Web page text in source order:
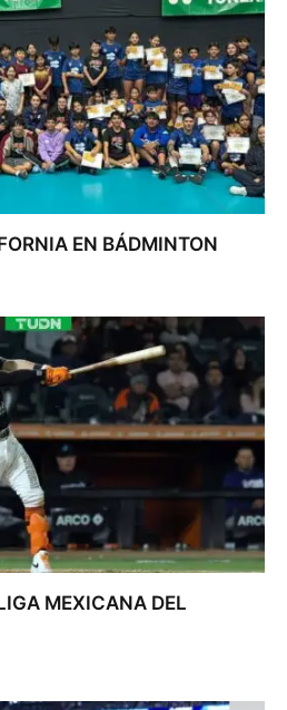
EN BÁDMINTON
MEXICANA DEL